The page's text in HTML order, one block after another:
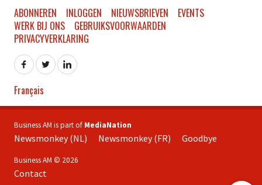
ABONNEREN INLOGGEN NIEUWSBRIEVEN
EVENTS
WERK BIJ ONS
GEBRUIKSVOORWAARDEN
PRIVACYVERKLARING
Français
Business AM is part of MediaNation
Newsmonkey (NL) Newsmonkey (FR) Goodbye
Business AM © 2026
Contact